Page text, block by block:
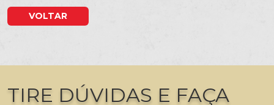
VOLTAR
TIRE DÚVIDAS E FAÇA